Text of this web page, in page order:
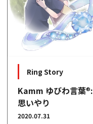
Ring Story
Kamm ゆびわ言葉®:
思いやり
2020.07.31